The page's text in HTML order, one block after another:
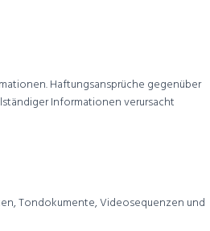
Haftungsansprüche gegenüber
Informationen verursacht
Tondokumente, Videosequenzen und